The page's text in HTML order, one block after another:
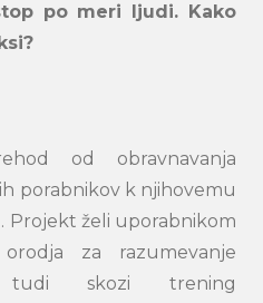
po meri ljudi. Kako
od obravnavanja
porabnikov k njihovemu
Projekt želi uporabnikom
za razumevanje
tudi skozi trening